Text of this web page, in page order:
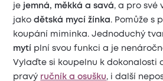
je jemná, měkká a savá, a pro své
jakodětská mycí žínka. Pomůže s
koupání miminka. Jednoduchý
mytí plní svou funkci a je
Vylaďte si koupelnu k dokonalosti
pravý ručník a osušku, i další